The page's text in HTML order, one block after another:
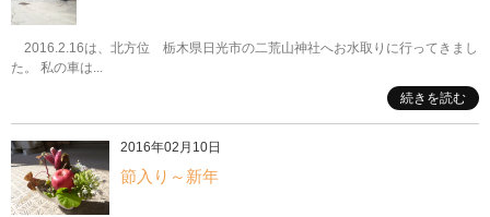
2016.2.16は、北方位 栃木県日光市の二荒山神社へお水取りに行ってきまし
た。 私の車は...
続きを読む
2016年02月10日
節入り～新年